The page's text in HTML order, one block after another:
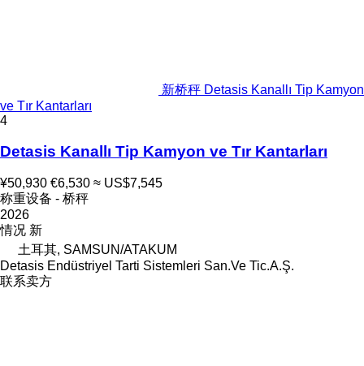
新桥秤 Detasis Kanallı Tip Kamyon
ve Tır Kantarları
4
Detasis Kanallı Tip Kamyon ve Tır Kantarları
¥50,930 €6,530 ≈ US$7,545
称重设备 - 桥秤
2026
情况 新
土耳其, SAMSUN/ATAKUM
Detasis Endüstriyel Tarti Sistemleri San.Ve Tic.A.Ş.
联系卖方